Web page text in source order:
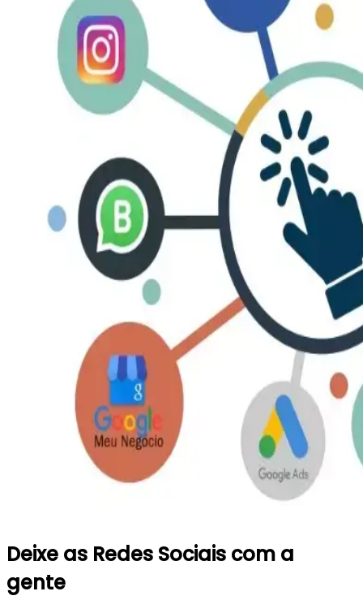
Deixe as Redes Sociais com a
gente